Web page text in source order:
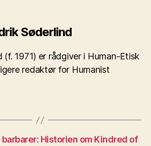
Søderlind
(f. 1971) er rådgiver i Human-Etisk
redaktør for Humanist
Historien om Kindred of